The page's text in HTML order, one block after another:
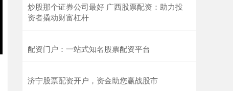
炒股那个证券公司最好 广西股票配资：助力投
资者撬动财富杠杆
配资门户：一站式知名股票配资平台
济宁股票配资开户，资金助您赢战股市